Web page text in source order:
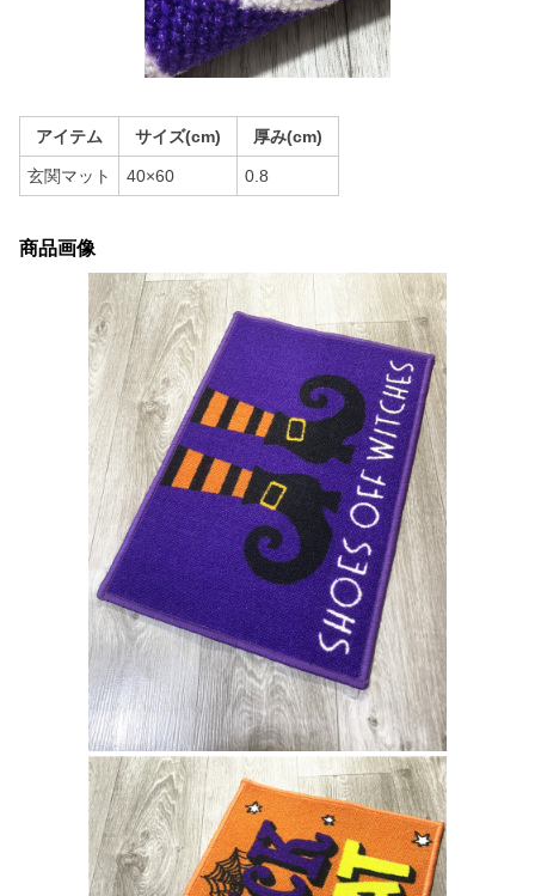
アイテム サイズ(cm) 厚み(cm)
玄関マット 40×60 0.8
商品画像